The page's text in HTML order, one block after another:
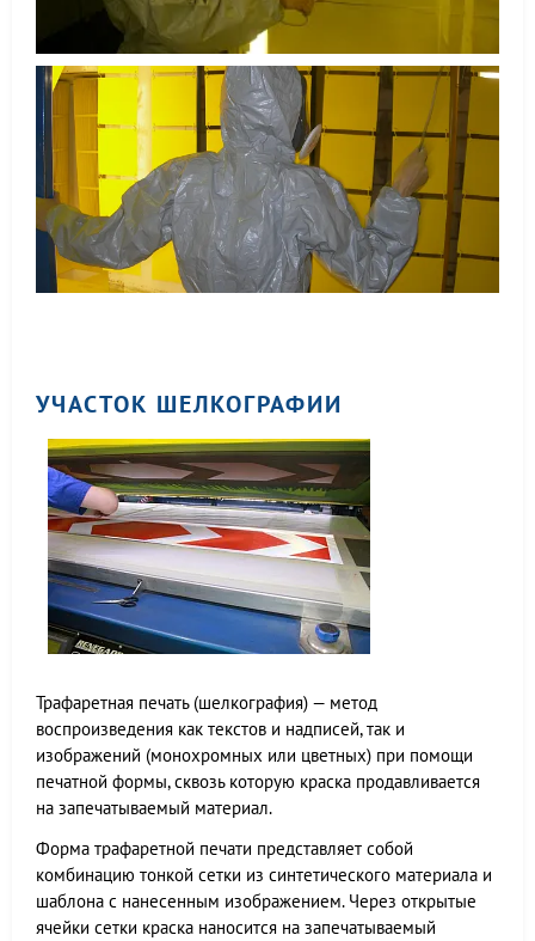
УЧАСТОК ШЕЛКОГРАФИИ
Трафаретная печать (шелкография) — метод
воспроизведения как текстов и надписей, так и
изображений (монохромных или цветных) при помощи
печатной формы, сквозь которую краска продавливается
на запечатываемый материал.
Форма трафаретной печати представляет собой
комбинацию тонкой сетки из синтетического материала и
шаблона с нанесенным изображением. Через открытые
ячейки сетки краска наносится на запечатываемый